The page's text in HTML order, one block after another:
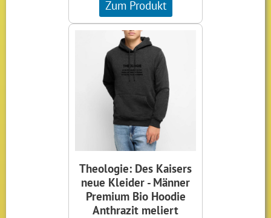
Zum Produkt
Theologie: Des Kaisers
neue Kleider - Männer
Premium Bio Hoodie
Anthrazit meliert